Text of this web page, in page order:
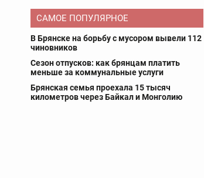
САМОЕ ПОПУЛЯРНОЕ
В Брянске на борьбу с мусором вывели 112
чиновников
Сезон отпусков: как брянцам платить
меньше за коммунальные услуги
Брянская семья проехала 15 тысяч
километров через Байкал и Монголию